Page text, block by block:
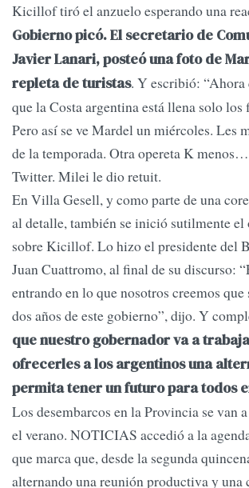
Kicillof tiró el anzuelo esperando una
Gobierno picó. El secretario de
Javier Lanari, posteó una foto de
repleta de turistas. Y escribió:
que la Costa argentina está llena solo los
Pero así se ve Mardel un miércoles. Les
de la temporada. Otra opereta K
Twitter. Milei le dio retuit.
En Villa Gesell, y como parte de una
al detalle, también se inició sutilmente
sobre Kicillof. Lo hizo el presidente del
Juan Cuattromo, al final de su discurso:
entrando en lo que nosotros creemos
dos años de este gobierno”, dijo. Y
que nuestro gobernador va a
ofrecerles a los argentinos una
permita tener un futuro para todos
Los desembarcos en la Provincia se van
el verano. NOTICIAS accedió a la
que marca que, desde la segunda
alternando una reunión productiva y una